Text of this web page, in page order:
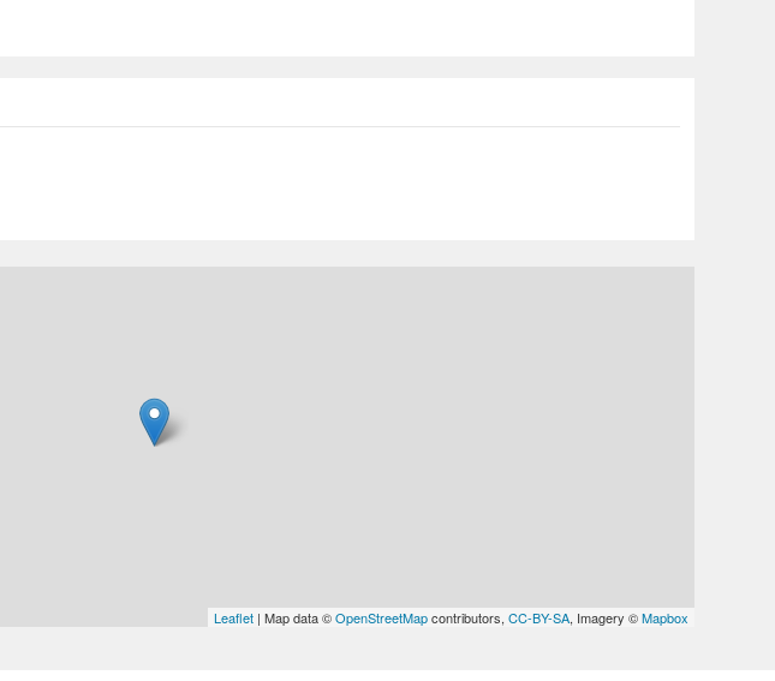
Leaflet | Map data ©OpenStreetMapcontributors, CC-BY-SA, Imagery ©Mapbox